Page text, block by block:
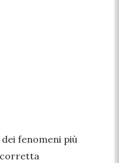
dei fenomeni più
corretta